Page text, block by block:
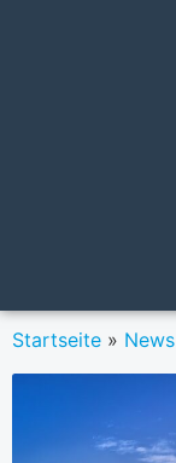
Startseite » News